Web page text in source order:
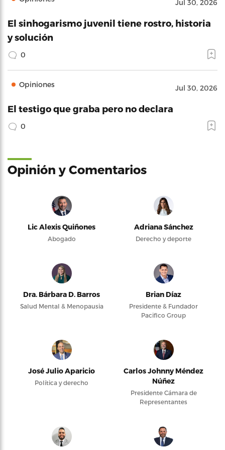
Jul 30, 2026
El sinhogarismo juvenil tiene rostro, historia
y solución
0
Opiniones Jul 30, 2026
El testigo que graba pero no declara
0
Opinión y Comentarios
Lic Alexis Quiñones
Abogado
Adriana Sánchez
Derecho y deporte
Dra. Bárbara D. Barros
Salud Mental & Menopausia
Brian Díaz
Presidente & Fundador
Pacifico Group
José Julio Aparicio
Política y derecho
Carlos Johnny Méndez
Núñez
Presidente Cámara de
Representantes